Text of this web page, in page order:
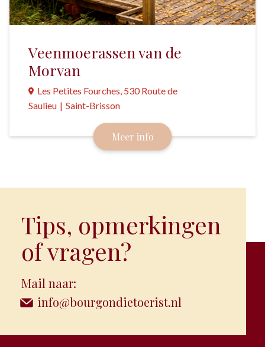
Veenmoerassen van de
Morvan
Les Petites Fourches, 530 Route de
Saulieu | Saint-Brisson
Twaalf veenmoerassen in de Morvan vormen een
regionaal natuurreservaat.Meer info
Tips, opmerkingen
of vragen?
Mail naar:
info@bourgondietoerist.nl